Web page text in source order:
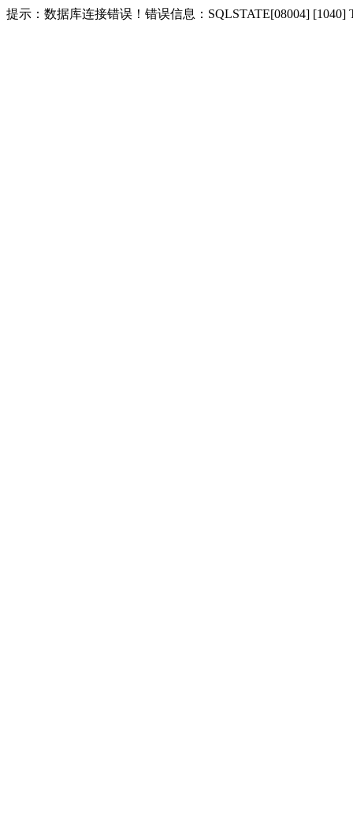
提示：数据库连接错误！错误信息：SQLSTATE[08004] [1040]